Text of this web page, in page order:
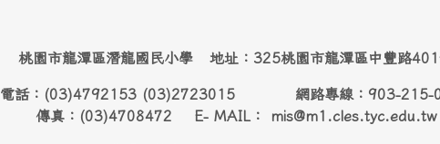
桃園市龍潭區潛龍國民小學 地址：325桃園市龍潭區中豐路
電話：(03)4792153 (03)2723015 網路專線：903-215-
傳真：(03)4708472 E- MAIL： mis@m1.cles.tyc.edu.tw